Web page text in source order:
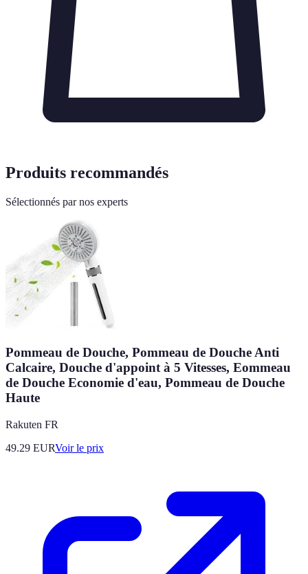
Produits recommandés
Sélectionnés par nos experts
Pommeau de Douche, Pommeau de Douche Anti
Calcaire, Douche d'appoint à 5 Vitesses, Eommeau
de Douche Economie d'eau, Pommeau de Douche
Haute
Rakuten FR
49.29 EURVoir le prix